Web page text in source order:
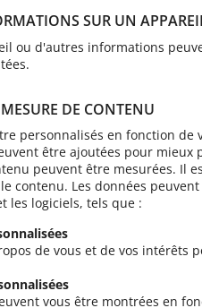
SUR UN
ou d'autres informations
DE CONTENU
personnalisés en fonction de
être ajoutées pour mieux
peuvent être mesurées. Il
contenu. Les données
les logiciels, tels que :
de vous et de vos intérêts
vous être montrées en